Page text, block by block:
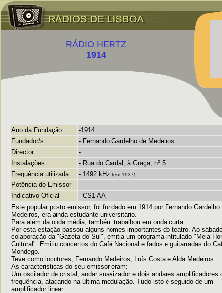
Ano da Fundação
-1914
Fundador/s
- Fernando Gardelho de Medeiros
Director
-
Instalações
- Rua do Cardal, à Graça, nº 5
Frequência utilizada
- 1492 kHz (em 1937)
Potência do Emissor
-
Indicativo Oficial
- CS1 AA
Este popular posto emissor, foi fundado em 1914 por Fernando Gardelho
Medeiros, era ainda estudante universitário.
Para além da onda média, também trabalhou em onda curta.
Por esta estação passou alguns nomes importantes do teatro. Ao
colaboração da "Gazeta do Sul", emitia um programa intitulado "Meia
Cultural". Emitiu concertos do Café Nacional e fados e guitarradas do
Mondego.
Teve como locutores, Fernando Medeiros, Luís Costa e Alda Medeiros.
As caracteristicas do seu emissor eram:
Um oscilador de cristal, andar suavizador e dois andares amplificadores
frequência, atacando na última modulação. Tudo isto é seguido de um
amplificador linear.
RÁDIO HERTZ
1914